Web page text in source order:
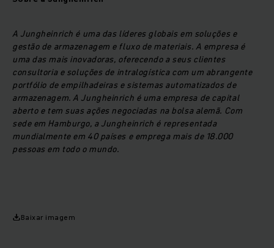
A Jungheinrich é uma das líderes globais em soluções e
gestão de armazenagem e fluxo de materiais. A empresa é
uma das mais inovadoras, oferecendo a seus clientes
consultoria e soluções de intralogística com um abrangente
portfólio de empilhadeiras e sistemas automatizados de
armazenagem. A Jungheinrich é uma empresa de capital
aberto e tem suas ações negociadas na bolsa alemã. Com
sede em Hamburgo, a Jungheinrich é representada
mundialmente em 40 países e emprega mais de 18.000
pessoas em todo o mundo.
Baixar imagem